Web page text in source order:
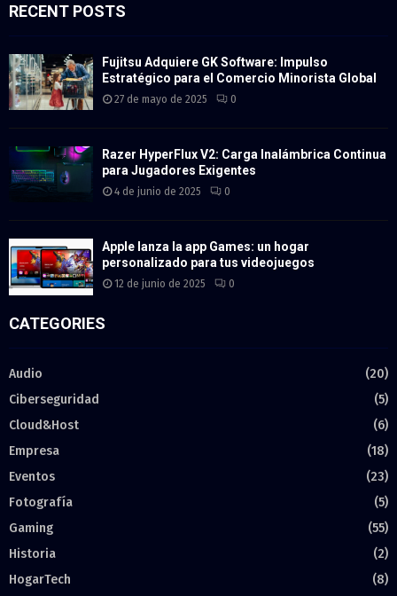
RECENT POSTS
Fujitsu Adquiere GK Software: Impulso
Estratégico para el Comercio Minorista Global
27 de mayo de 2025 0
Razer HyperFlux V2: Carga Inalámbrica Continua
para Jugadores Exigentes
4 de junio de 2025 0
Apple lanza la app Games: un hogar
personalizado para tus videojuegos
12 de junio de 2025 0
CATEGORIES
Audio
(20)
Ciberseguridad
(5)
Cloud&Host
(6)
Empresa
(18)
Eventos
(23)
Fotografía
(5)
Gaming
(55)
Historia
(2)
HogarTech
(8)